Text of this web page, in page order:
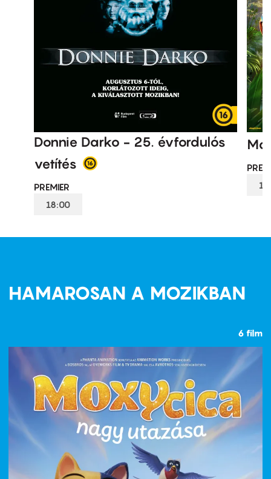
Donnie Darko - 25. évfordulós
vetítés
PREMIER
18:00
HAMAROSAN A MOZIKBAN
6 film